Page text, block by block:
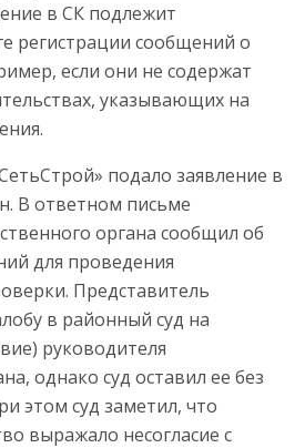
в СК подлежит
регистрации сообщений о
если они не содержат
указывающих на
подало заявление в
В ответном письме
органа сообщил об
для проведения
Представитель
в районный суд на
руководителя
однако суд оставил ее без
этом суд заметил, что
выражало несогласие с